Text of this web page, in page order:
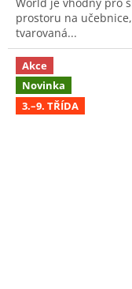
prostoru na
tvarovaná...
Akce
Novinka
3.–9. TŘÍDA